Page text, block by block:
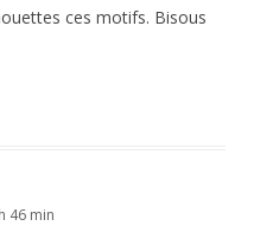
ces motifs. Bisous
46 min